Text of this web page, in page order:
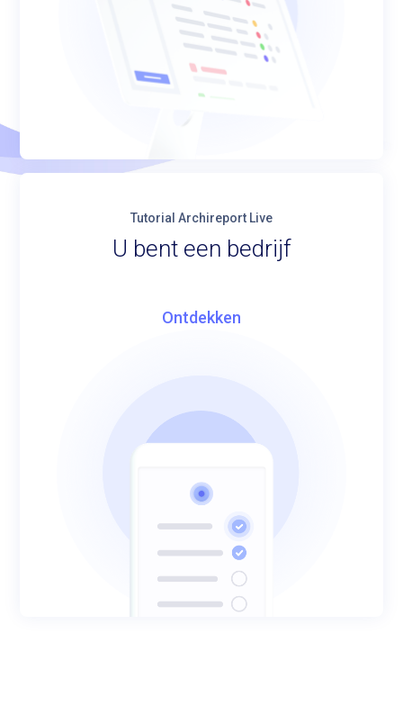
Tutorial Archireport Live
U bent een bedrijf
Ontdekken